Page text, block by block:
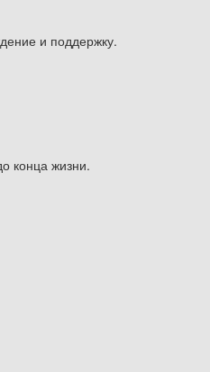
и поддержку.
конца жизни.